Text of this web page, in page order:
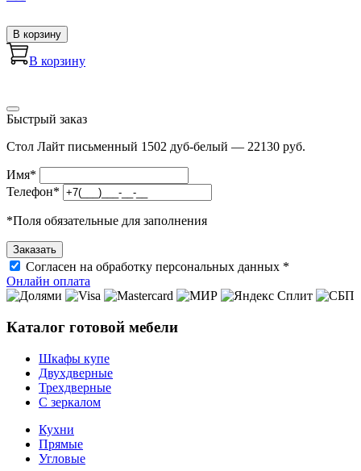
В корзину
В корзину
Быстрый заказ
Стол Лайт письменный 1502 дуб-белый — 22130 руб.
Имя*
Телефон*
*Поля обязательные для заполнения
Согласен на обработку персональных данных *
Онлайн оплата
Каталог готовой мебели
Шкафы купе
Двухдверные
Трехдверные
С зеркалом
Кухни
Прямые
Угловые